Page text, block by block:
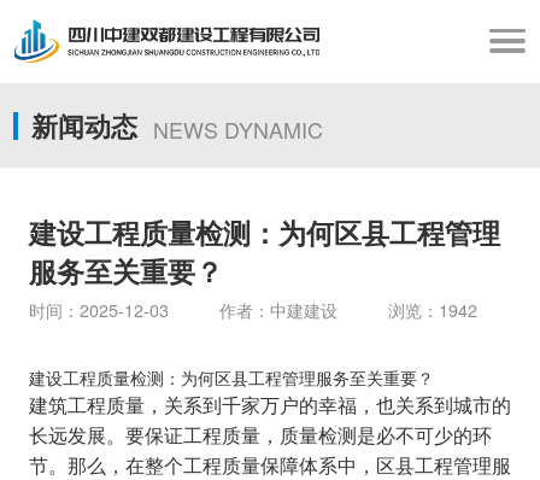
新闻动态 NEWS DYNAMIC
建设工程质量检测：为何区县工程管理
服务至关重要？
时间：2025-12-03 作者：中建建设 浏览：1942
建设工程质量检测：为何区县工程管理服务至关重要？
建筑工程质量，关系到千家万户的幸福，也关系到城市的
长远发展。要保证工程质量，质量检测是必不可少的环
节。那么，在整个工程质量保障体系中，区县工程管理服